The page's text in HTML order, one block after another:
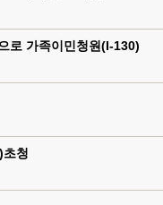
가족이민청원(I-130)
초청